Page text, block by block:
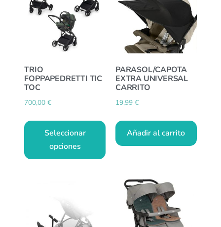
TRIO
FOPPAPEDRETTI TIC
TOC
700,00€
Seleccionar
opciones
PARASOL/CAPOTA
EXTRA UNIVERSAL
CARRITO
19,99 €
Añadir al carrito